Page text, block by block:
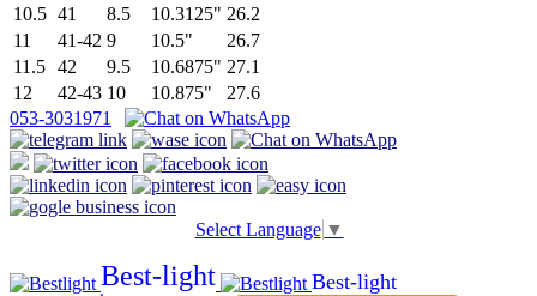
10.5 41 8.5 10.3125" 26.2
11
41-42 9 10.5"
26.7
11.5 42 9.5 10.6875" 27.1
12
42-43 10 10.875"
27.6
053-3031971
Select Language ▼
Best-light Best-light